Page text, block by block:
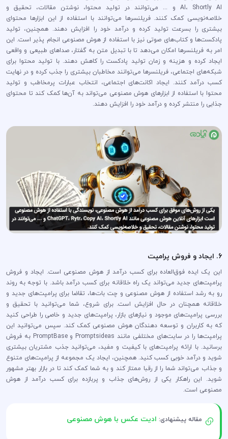
AI، Shortly AI و ... می‌توانند در تولید محتوا، نوشتن مقالات، تحقیق و
خلاصه‌نویسی کمک کنند. فریلنسرها می‌توانند با استفاده از این ابزارها محتوای
بیشتری را بسرعت تولید کرده و درآمد خود را افزایش دهند. همچنین، تولید
پادکست‌ها و کتاب‌های صوتی نیز با استفاده از هوش مصنوعی انجام پذیر است. این
امر به فریلنسرها امکان می‌دهد تا با تبدیل متن به گفتار، صداهای طبیعی و واقعی
ایجاد کرده و هزینه و زمان تولید پادکست را کاهش دهند. با تولید محتوا برای
شبکه‌های اجتماعی، فریلنسرها می‌توانند مخاطبان بیشتری را جذب کرده و در نهایت
کسب درآمد کنند. ایجاد اکانت‌های اجتماعی، انتخاب عبارات پرمخاطب و تولید
محتوا با استفاده از ابزارهای هوش مصنوعی می‌تواند به آن‌ها کمک کند تا محتوای
جذابی را منتشر کرده و درآمد خود را افزایش دهند.
6. ایجاد و فروش پرامپت‌
این یک ایده فوق‌العاده برای کسب درآمد از هوش مصنوعی است. ایجاد و فروش
پرامپت‌های جدید می‌تواند یک راه خلاقانه برای کسب درآمد باشد. با توجه به روند
رو به رشد استفاده از هوش مصنوعی و چت بات‌ها، تقاضا برای پرامپت‌های جدید و
خلاقانه همچنان در حال افزایش است. برای شروع، شما می‌توانید با تحقیق و
بررسی پرامپت‌های موجود و نیازهای بازار، پرامپت‌های جدید و خاصی را طراحی کنید
که به کاربران و توسعه دهندگان هوش مصنوعی کمک کند. سپس می‌توانید این
پرامپت‌ها را در سایت‌های مختلفی مانند Promptsideas و PromptBase به فروش
برسانید. با ارائه پرامپت‌های با کیفیت و مفید، می‌توانید جذب مشتریان بیشتری
شوید و درآمد خوبی کسب کنید. همچنین، ایجاد یک مجموعه از پرامپت‌های متنوع
و جذاب می‌تواند شما را از رقبا ممتاز کند و به شما کمک کند تا در بازار بهتر مشهور
شوید. این راهکار یکی از روش‌های جذاب و پربازده برای کسب درآمد از هوش
مصنوعی است.
مقاله پیشنهادی: ادیت عکس با هوش مصنوعی